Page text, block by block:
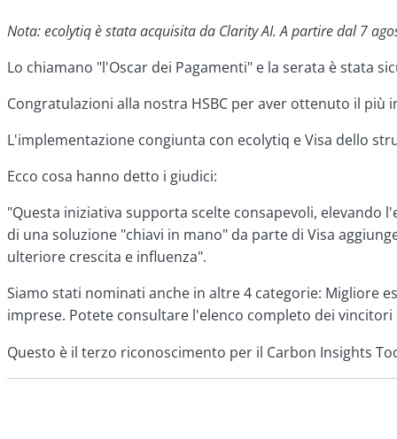
Nota: ecolytiq è stata acquisita da Clarity AI. A partire dal 7
Lo chiamano "l'Oscar dei Pagamenti" e la serata è stata
Congratulazioni alla nostra HSBC per aver ottenuto il
L'implementazione congiunta con ecolytiq e Visa dello
Ecco cosa hanno detto i giudici:
"Questa iniziativa supporta scelte consapevoli, elevando
di una soluzione "chiavi in mano" da parte di Visa
ulteriore crescita e influenza".
Siamo stati nominati anche in altre 4 categorie: Migliore
imprese. Potete consultare l'elenco completo dei
Questo è il terzo riconoscimento per il Carbon Insights